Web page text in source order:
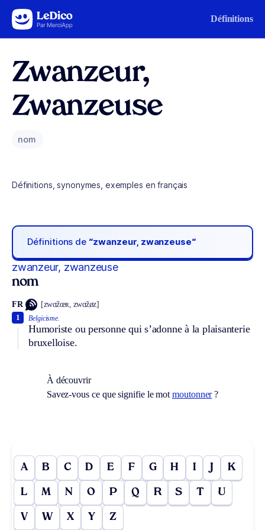
Aller au contenu Définitions
Zwanzeur,
Zwanzeuse
nom
Définitions, synonymes, exemples en français
Définitions de “zwanzeur, zwanzeuse“
zwanzeur, zwanzeuse
nom
FR [zwɑ̃zœʀ, zwɑ̃zøz]
Belgicisme.
Humoriste ou personne qui s’adonne à la plaisanterie
bruxelloise.
1
À découvrir
Savez-vous ce que signifie le motmoutonner?
A B C D E F G H I J K
L M N O P Q R S T U
V W X Y Z